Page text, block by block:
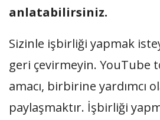
anlatabilirsiniz.
Sizinle işbirliği yapmak
geri çevirmeyin. YouTube
amacı, birbirine yardımcı
paylaşmaktır. İşbirliği